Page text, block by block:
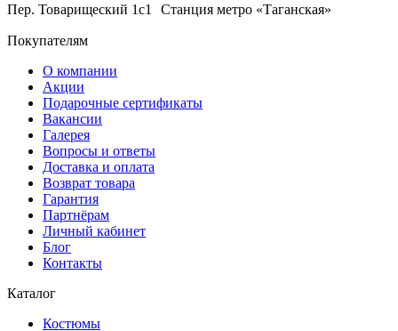
Пер. Товарищеский 1с1 Станция метро «Таганская»
Покупателям
О компании
Акции
Подарочные сертификаты
Вакансии
Галерея
Вопросы и ответы
Доставка и оплата
Возврат товара
Гарантия
Партнёрам
Личный кабинет
Блог
Контакты
Каталог
Костюмы